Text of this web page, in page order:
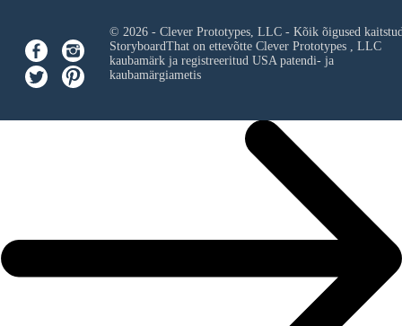
© 2026 - Clever Prototypes, LLC - Kõik õigused
StoryboardThat on ettevõtte Clever Prototypes , LLC
kaubamärk ja registreeritud USA patendi- ja
kaubamärgiametis